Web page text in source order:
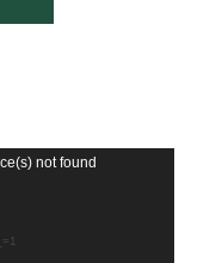
not found